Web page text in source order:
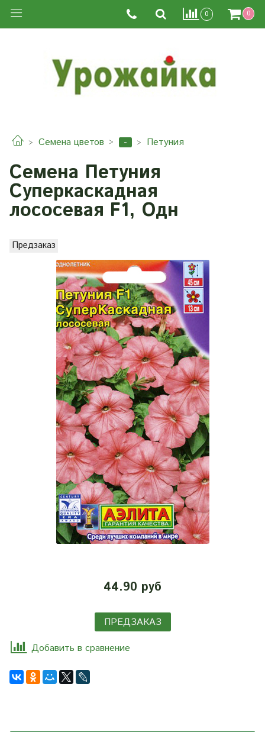
0 0
Семена цветов - Петуния
Семена Петуния
Суперкаскадная
лососевая F1, Одн
Предзаказ
44.90 руб
ПРЕДЗАКАЗ
Добавить в сравнение